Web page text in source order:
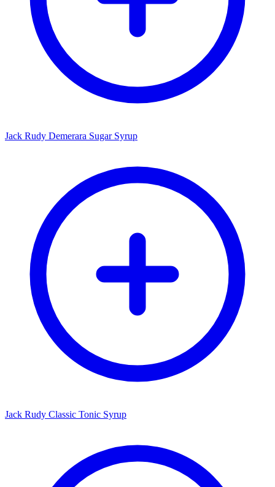
Jack Rudy Demerara Sugar Syrup
Jack Rudy Classic Tonic Syrup